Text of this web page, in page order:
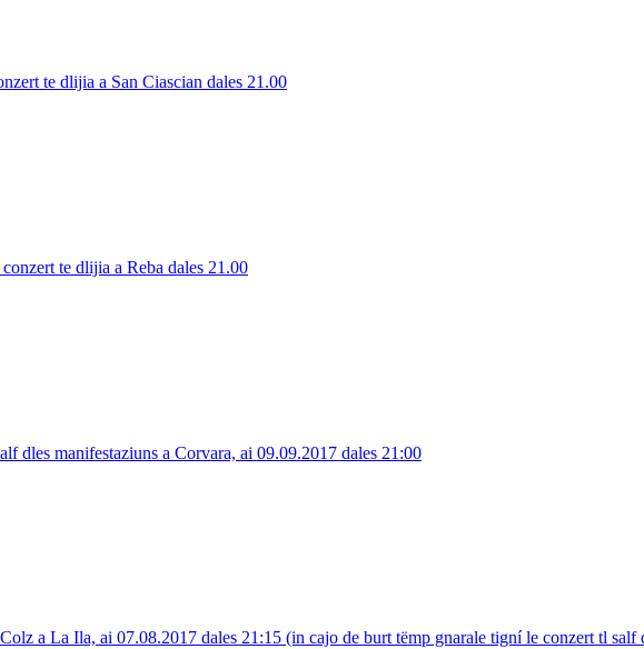
te dlijia a San Ciascian dales 21.00
te dlijia a Reba dales 21.00
dles manifestaziuns a Corvara, ai 09.09.2017 dales 21:00
a La Ila, ai 07.08.2017 dales 21:15 (in cajo de burt tëmp gnarale tigní le conzert tl salf